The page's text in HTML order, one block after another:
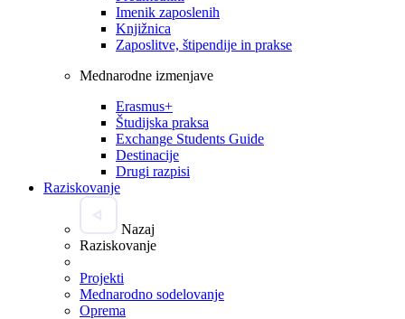
Imenik zaposlenih
Knjižnica
Zaposlitve, štipendije in prakse
Mednarodne izmenjave
Erasmus+
Študijska praksa
Exchange Students Guide
Destinacije
Drugi razpisi
Raziskovanje
Nazaj
Raziskovanje
Projekti
Mednarodno sodelovanje
Oprema